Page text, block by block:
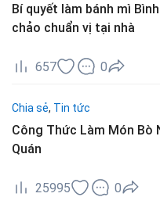
Bí quyết làm bánh mì
chảo chuẩn vị tại nhà
657 0
Chia sẻ, Tin tức
Công Thức Làm Món Bò
Quán
25995 0